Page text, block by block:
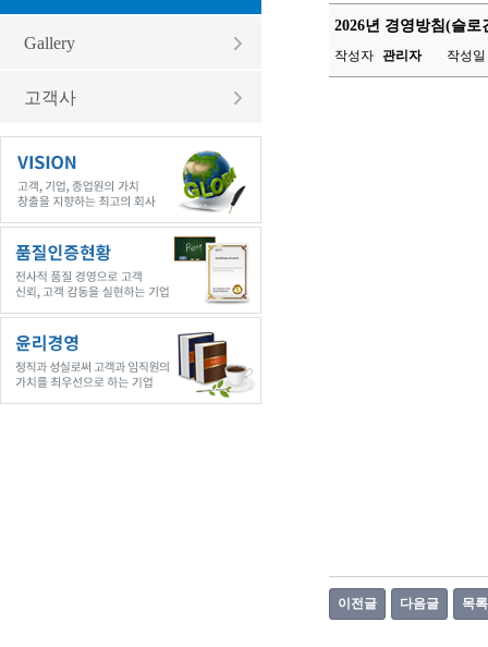
Gallery
고객사
2026년 경영방침(슬로
작성자 관리자 작성일
이전글 다음글 목록